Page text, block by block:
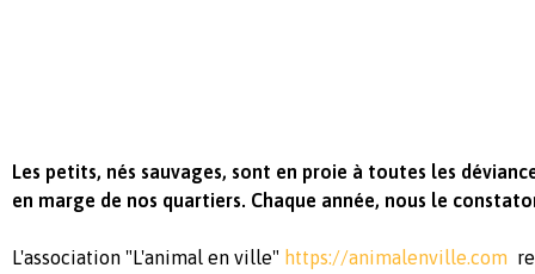
Les petits, nés sauvages, sont en proie à toutes les
en marge de nos quartiers. Chaque année, nous le
L'association "L'animal en ville" https://animalenville.com